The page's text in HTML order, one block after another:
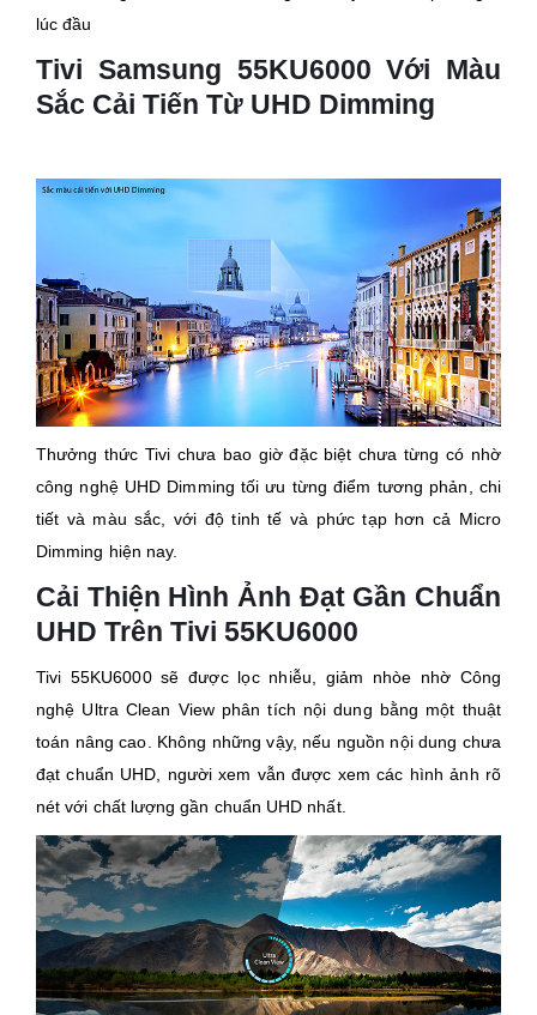
lúc đầu
Tivi Samsung 55KU6000 Với Màu
Sắc Cải Tiến Từ UHD Dimming
Thưởng thức Tivi chưa bao giờ đặc biệt chưa từng có nhờ
công nghệ UHD Dimming tối ưu từng điểm tương phản, chi
tiết và màu sắc, với độ tinh tế và phức tạp hơn cả Micro
Dimming hiện nay.
Cải Thiện Hình Ảnh Đạt Gần Chuẩn
UHD Trên Tivi 55KU6000
Tivi 55KU6000 sẽ được lọc nhiễu, giảm nhòe nhờ Công
nghệ Ultra Clean View phân tích nội dung bằng một thuật
toán nâng cao. Không những vậy, nếu nguồn nội dung chưa
đạt chuẩn UHD, người xem vẫn được xem các hình ảnh rõ
nét với chất lượng gần chuẩn UHD nhất.